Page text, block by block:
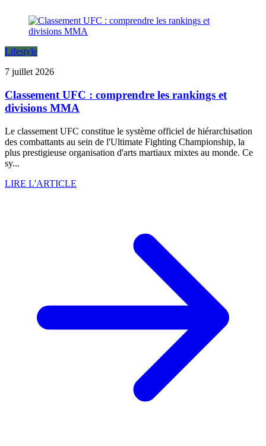
Lifestyle
7 juillet 2026
Classement UFC : comprendre les rankings et
divisions MMA
Le classement UFC constitue le système officiel de hiérarchisation
des combattants au sein de l'Ultimate Fighting Championship, la
plus prestigieuse organisation d'arts martiaux mixtes au monde. Ce
sy...
LIRE L'ARTICLE